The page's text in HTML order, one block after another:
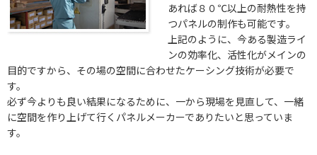
あれば８０℃以上の耐熱性を持
つパネルの制作も可能です。
上記のように、今ある製造ライ
ンの効率化、活性化がメインの
目的ですから、その場の空間に合わせたケーシング技術が必要で
す。
必ず今よりも良い結果になるために、一から現場を見直して、一緒
に空間を作り上げて行くパネルメーカーでありたいと思っていま
す。